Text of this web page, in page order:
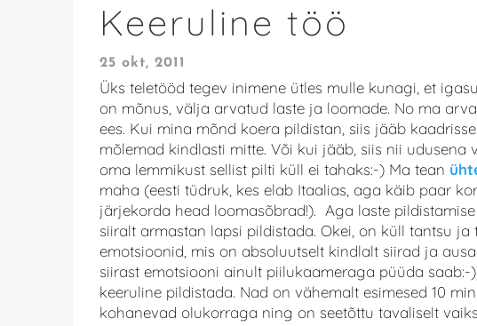
Keeruline töö
25 okt, 2011
Üks teletööd tegev inimene ütles mulle kunagi, et
on mõnus, välja arvatud laste ja loomade. No ma
ees. Kui mina mõnd koera pildistan, siis jääb
mõlemad kindlasti mitte. Või kui jääb, siis nii udusena
oma lemmikust sellist pilti küll ei tahaks:-) Ma tean
maha (eesti tüdruk, kes elab Itaalias, aga käib paar
järjekorda head loomasõbrad!). Aga laste
siiralt armastan lapsi pildistada. Okei, on küll tantsu
emotsioonid, mis on absoluutselt kindlalt siirad ja
siirast emotsiooni ainult piilukaameraga püüda saab:-
keeruline pildistada. Nad on vähemalt esimesed 10
kohanevad olukorraga ning on seetõttu tavaliselt